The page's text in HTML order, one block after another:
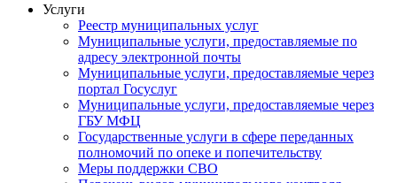
Услуги
Реестр муниципальных услуг
Муниципальные услуги, предоставляемые по
адресу электронной почты
Муниципальные услуги, предоставляемые через
портал Госуслуг
Муниципальные услуги, предоставляемые через
ГБУ МФЦ
Государственные услуги в сфере переданных
полномочий по опеке и попечительству
Меры поддержки СВО